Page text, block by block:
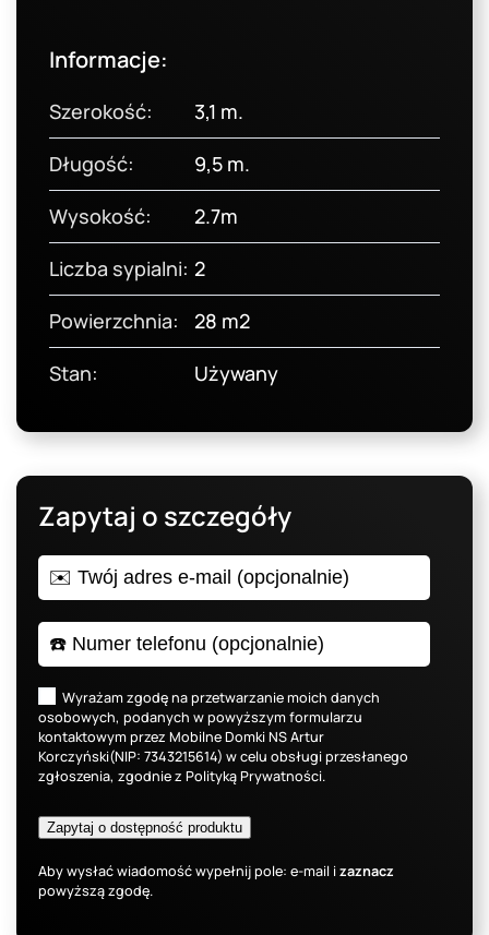
Informacje:
Szerokość:
3,1 m.
Długość:
9,5 m.
Wysokość:
2.7m
Liczba sypialni: 2
Powierzchnia:
28 m2
Stan:
Używany
Zapytaj o szczegóły
Wyrażam zgodę na przetwarzanie moich danych
osobowych, podanych w powyższym formularzu
kontaktowym przez Mobilne Domki NS Artur
Korczyński(NIP: 7343215614) w celu obsługi przesłanego
zgłoszenia, zgodnie z Polityką Prywatności.
Aby wysłać wiadomość wypełnij pole: e-mail izaznacz
powyższą zgodę.